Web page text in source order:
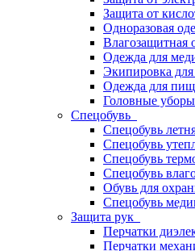
Защита от
Одноразовая
Влагозащитная
Одежда для
Экипировка
Одежда для
Головные уборы
Спецобувь
Спецобувь
Спецобувь
Спецобувь
Спецобувь
Обувь для
Спецобувь
Защита рук
Перчатки
Перчатки